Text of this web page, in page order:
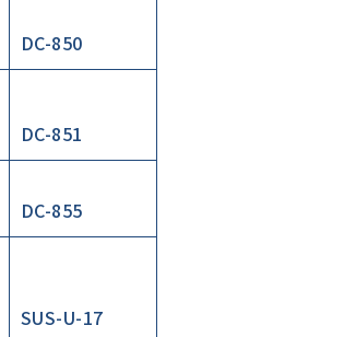
DC-850
DC-851
DC-855
SUS-U-17